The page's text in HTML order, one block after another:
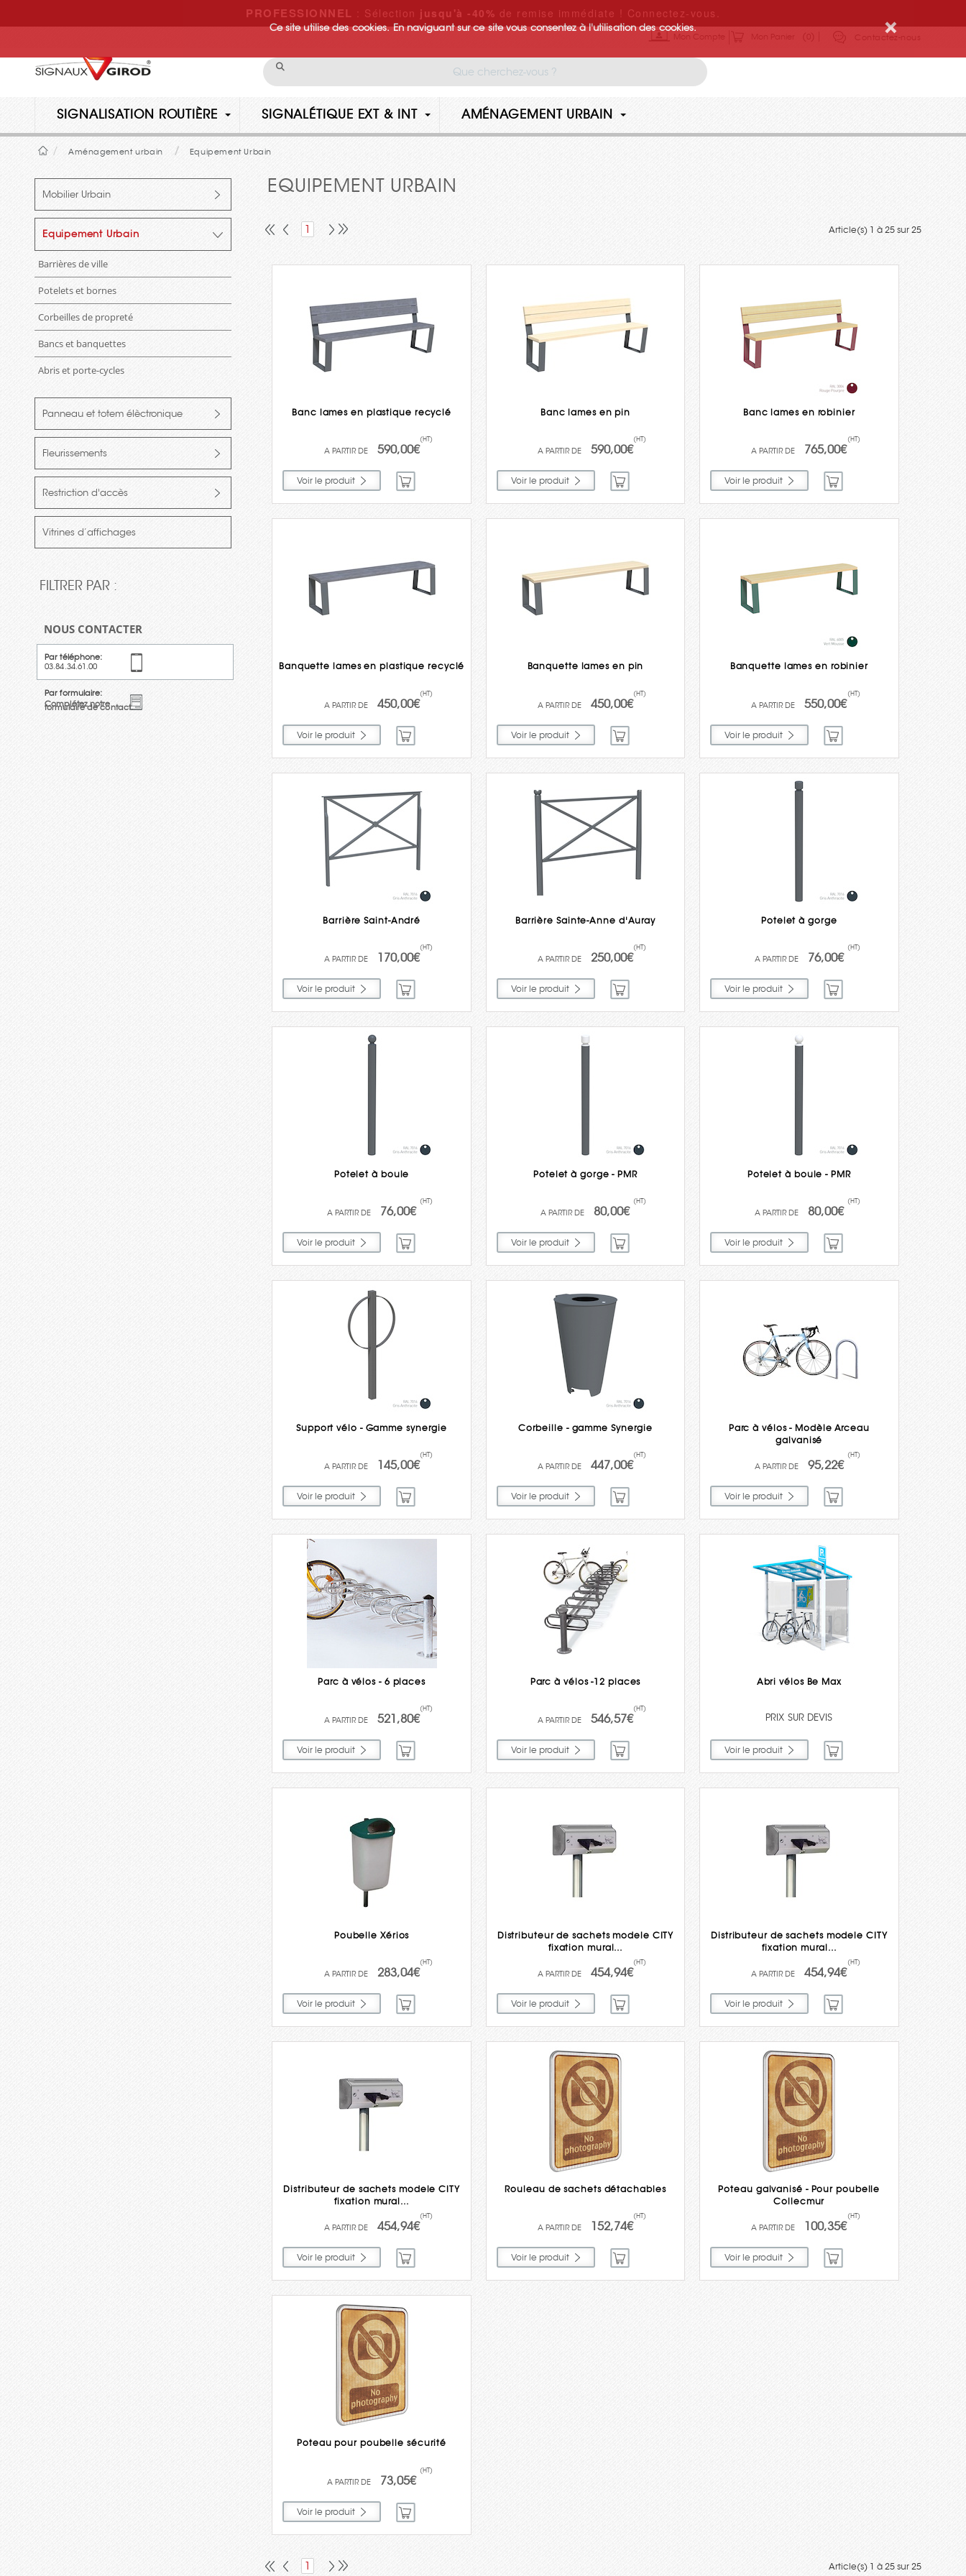
Ce site utilise des cookies. En naviguant sur ce site vous consentez à l'utilisation des cookies.
PROFESSIONNEL : Sélection jusqu'à -40% de remise immédiate ! Connectez-vous.
Mon Compte Mon Panier 0 Contactez-nous
SIGNALISATION ROUTIÈRE SIGNALÉTIQUE EXT & INT AMÉNAGEMENT URBAIN
Aménagement urbain Equipement Urbain
Mobilier Urbain
Equipement Urbain
Barrières de ville
Potelets et bornes
Corbeilles de propreté
Bancs et banquettes
Abris et porte-cycles
Panneau et totem élèctronique
Fleurissements
Restriction d'accès
Vitrines d’affichages
FILTRER PAR :
NOUS CONTACTER
Par téléphone:
03.84.34.61.00
Par formulaire:
Complétez notre
formulaire de contact.
EQUIPEMENT URBAIN
1 Article(s) 1 à 25 sur 25
Banc lames en plastique recyclé
590,00€
(HT)
Voir le produit
Banc lames en pin
590,00€
(HT)
Voir le produit
Banc lames en robinier
765,00€
(HT)
Voir le produit
Banquette lames en plastique recyclé
450,00€
(HT)
Voir le produit
Banquette lames en pin
450,00€
(HT)
Voir le produit
Banquette lames en robinier
550,00€
(HT)
Voir le produit
Barrière Saint-André
170,00€
(HT)
Voir le produit
Barrière Sainte-Anne d'Auray
250,00€
(HT)
Voir le produit
Potelet à gorge
76,00€
(HT)
Voir le produit
Potelet à boule
76,00€
(HT)
Voir le produit
Potelet à gorge - PMR
80,00€
(HT)
Voir le produit
Potelet à boule - PMR
80,00€
(HT)
Voir le produit
Support vélo - Gamme synergie
145,00€
(HT)
Voir le produit
Corbeille - gamme Synergie
447,00€
(HT)
Voir le produit
Parc à vélos - Modèle Arceau
galvanisé
95,22€
(HT)
Voir le produit
Parc à vélos - 6 places
521,80€
(HT)
Voir le produit
Parc à vélos -12 places
546,57€
(HT)
Voir le produit
Abri vélos Be Max
PRIX SUR DEVIS
Voir le produit
Poubelle Xérios
283,04€
(HT)
Voir le produit
Distributeur de sachets modele CITY
fixation mural...
454,94€
(HT)
Voir le produit
Distributeur de sachets modele CITY
fixation mural...
454,94€
(HT)
Voir le produit
Distributeur de sachets modele CITY
fixation mural...
454,94€
(HT)
Voir le produit
Rouleau de sachets détachables
152,74€
(HT)
Voir le produit
Poteau galvanisé - Pour poubelle
Collecmur
100,35€
(HT)
Voir le produit
Poteau pour poubelle sécurité
73,05€
(HT)
Voir le produit
1 Article(s) 1 à 25 sur 25